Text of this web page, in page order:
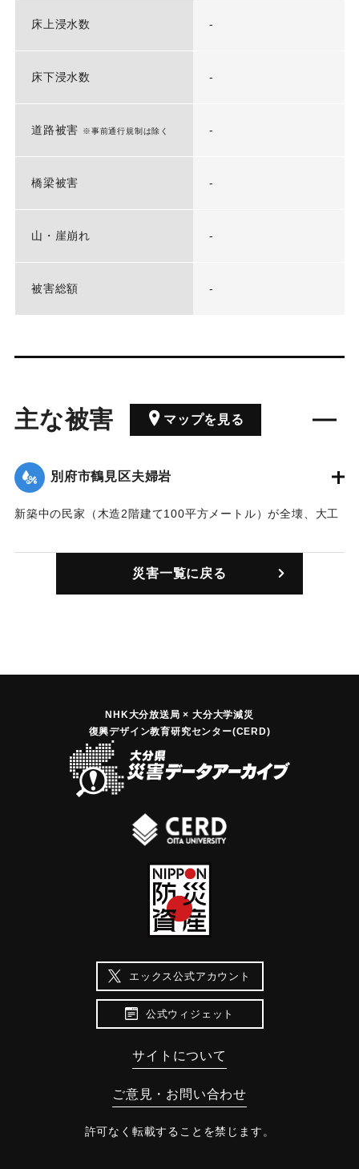
床上浸水数 -
床下浸水数 -
道路被害 ※事前通行規制は除く -
橋梁被害 -
山・崖崩れ -
被害総額 -
主な被害 マップを見る
別府市鶴見区夫婦岩
新築中の民家（木造2階建て100平方メートル）が全壊、大工
災害一覧に戻る
NHK大分放送局 × 大分大学減災
復興デザイン教育研究センター(CERD)
エックス公式アカウント
公式ウィジェット
サイトについて
ご意見・お問い合わせ
許可なく転載することを禁じます。